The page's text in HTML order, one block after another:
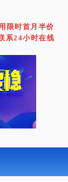
限时首月半价
系24小时在线